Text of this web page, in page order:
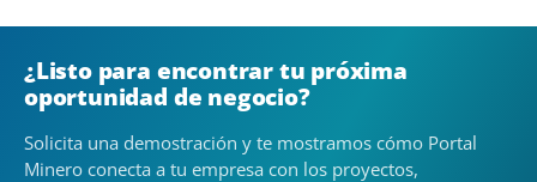
¿Listo para encontrar tu próxima
oportunidad de negocio?
Solicita una demostración y te mostramos cómo Portal
Minero conecta a tu empresa con los proyectos,